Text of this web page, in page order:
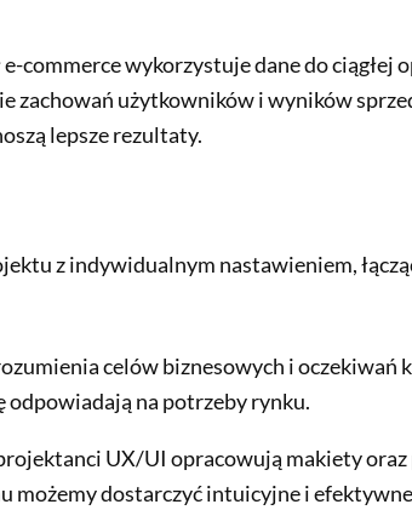
commerce wykorzystuje dane do ciągłej
zachowań użytkowników i wyników
lepsze rezultaty.
z indywidualnym nastawieniem,
celów biznesowych i oczekiwań
na potrzeby rynku.
UX/UI opracowują makiety
możemy dostarczyć intuicyjne i